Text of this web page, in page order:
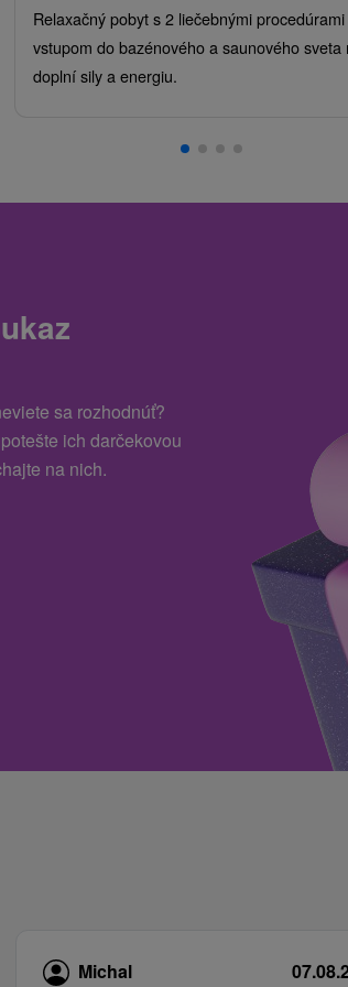
Relaxačný pobyt s 2 liečebnými procedúrami
vstupom do bazénového a saunového sveta
doplní sily a energiu.
sa rozhodnúť?
ich darčekovou
na nich.
Michal